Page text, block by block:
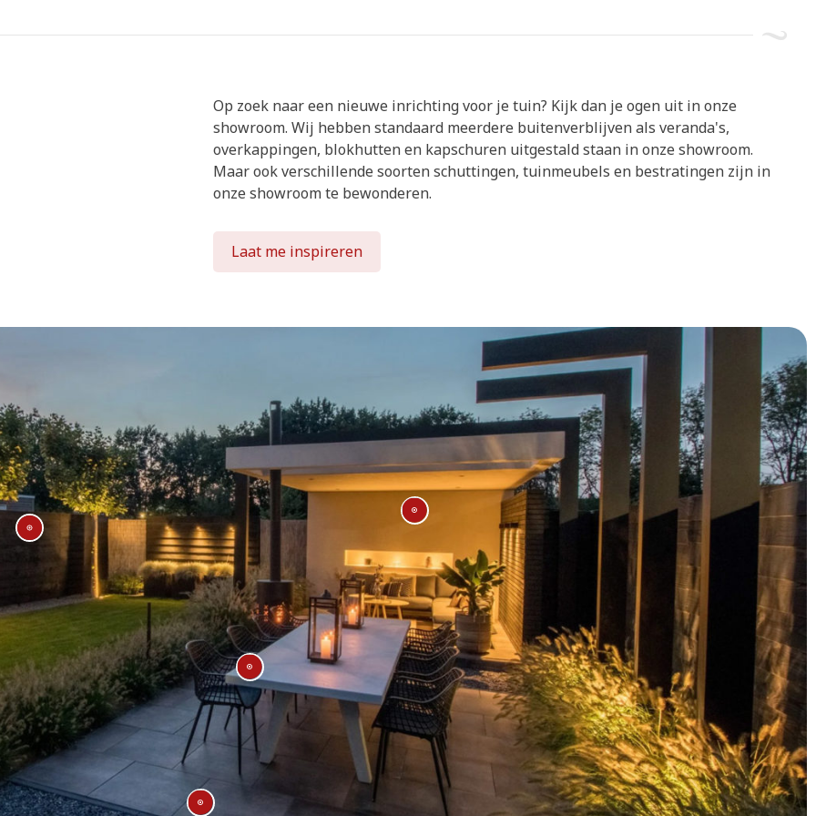
Op zoek naar een nieuwe inrichting voor je tuin? Kijk dan je ogen uit in onze
showroom. Wij hebben standaard meerdere buitenverblijven als veranda's,
overkappingen, blokhutten en kapschuren uitgestald staan in onze showroom.
Maar ook verschillende soorten schuttingen, tuinmeubels en bestratingen zijn in
onze showroom te bewonderen.
Laat me inspireren